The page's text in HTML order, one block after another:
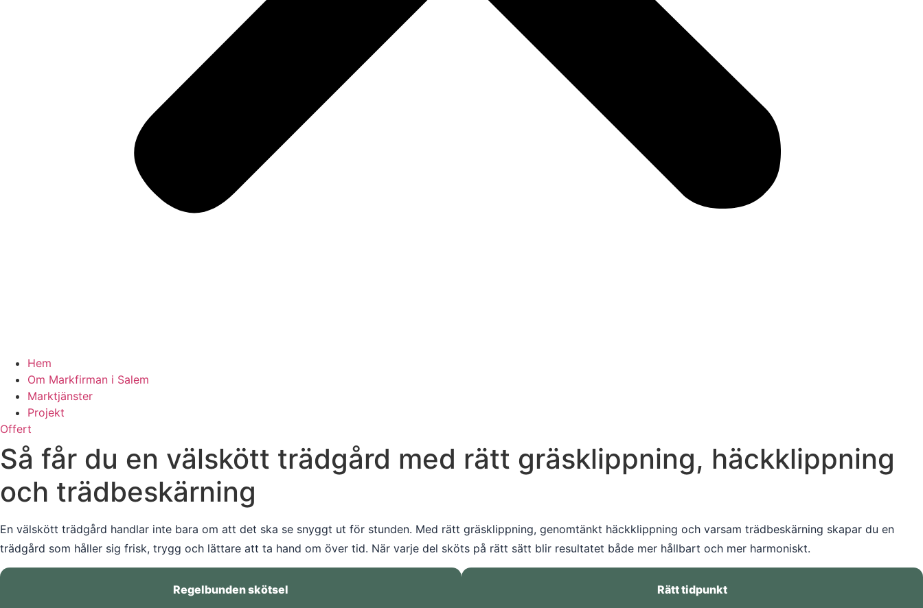
Hem
Om Markfirman i Salem
Marktjänster
Projekt
Offert
Så får du en välskött trädgård med rätt gräsklippning, häckklippning
och trädbeskärning
En välskött trädgård handlar inte bara om att det ska se snyggt ut för stunden. Med rätt gräsklippning, genomtänkt häckklippning och varsam trädbeskärning skapar du en
trädgård som håller sig frisk, trygg och lättare att ta hand om över tid. När varje del sköts på rätt sätt blir resultatet både mer hållbart och mer harmoniskt.
Regelbunden skötsel
Rätt tidpunkt